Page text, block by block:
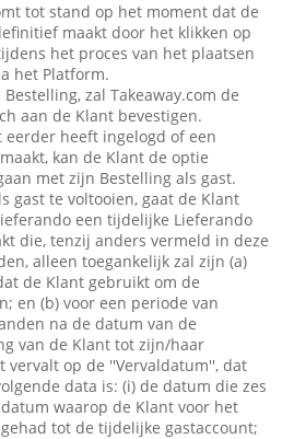
tot stand op het moment dat de
maakt door het klikken op
het proces van het plaatsen
het Platform.
zal Takeaway.com de
aan de Klant bevestigen.
eerder heeft ingelogd of een
kan de Klant de optie
met zijn Bestelling als gast.
gast te voltooien, gaat de Klant
een tijdelijke Lieferando
die, tenzij anders vermeld in deze
alleen toegankelijk zal zijn (a)
de Klant gebruikt om de
en (b) voor een periode van
na de datum van de
van de Klant tot zijn/haar
vervalt op de ''Vervaldatum'', dat
data is: (i) de datum die zes
waarop de Klant voor het
tot de tijdelijke gastaccount;